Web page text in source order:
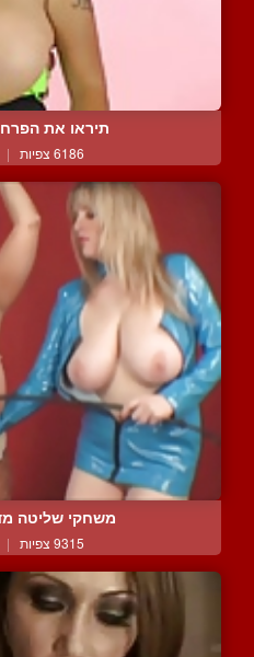
תיראו את
6186 צפיות |
משחקי שליטה
9315 צפיות |